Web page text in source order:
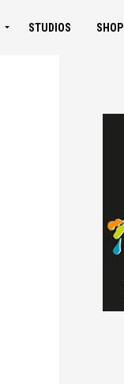
STUDIOS SHOP